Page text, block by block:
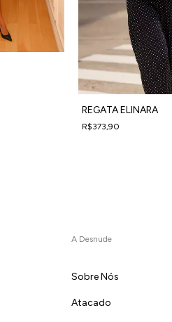
REGATA ELINARA
R$373,90
A Desnude
Sobre Nós
Atacado